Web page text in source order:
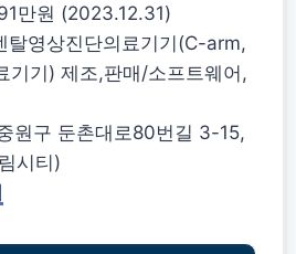
만원 (2023.12.31)
탈영상진단의료기기(C-arm,
기기) 제조,판매/소프트웨어,
원구 둔촌대로80번길 3-15,
시티)